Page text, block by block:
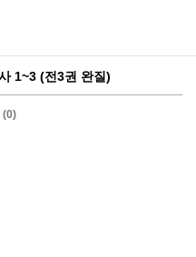
1~3 (전3권 완질)
(0)